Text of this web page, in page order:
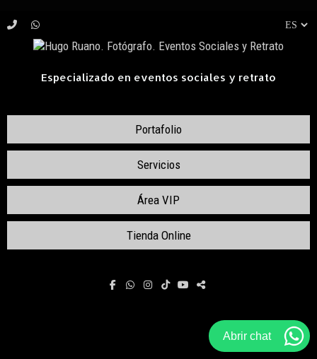
Especializado en eventos sociales y retrato
Portafolio
Servicios
Área VIP
Tienda Online
Abrir chat